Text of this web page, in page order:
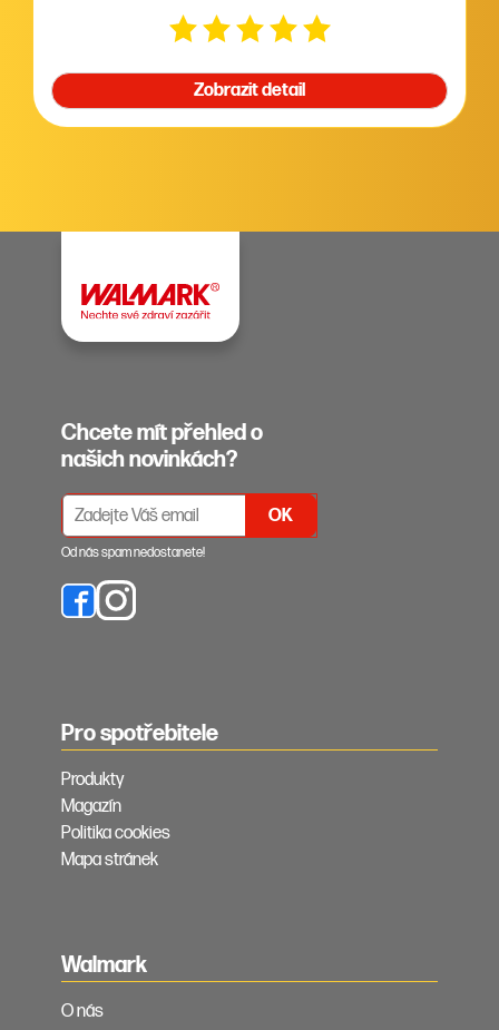
Zobrazit detail
Pro spotřebitele
Produkty
Magazín
Politika cookies
Mapa stránek
Walmark
O nás
Chcete mít přehled o
našich novinkách?
PŘIHLÁŠENÍ K ODBĚRU NEWSLETTERŮ
Od nás spam nedostanete!